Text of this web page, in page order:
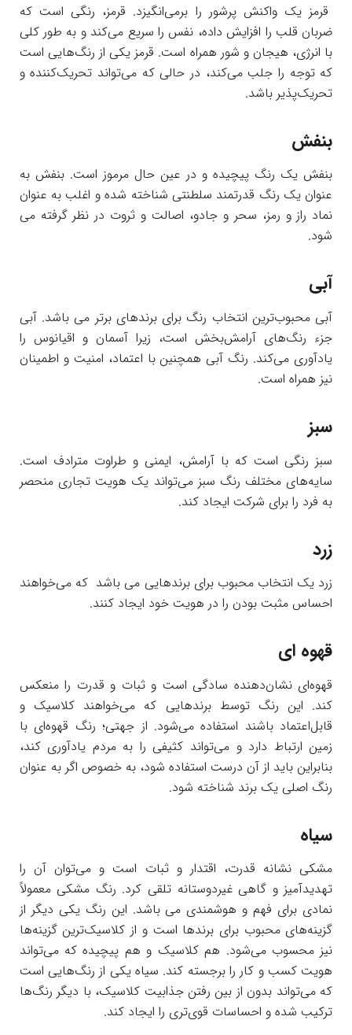
قرمز یک واکنش پرشور را برمی‌انگیزد. قرمز، رنگی است که
ضربان قلب را افزایش داده، نفس را سریع می‌کند و به طور کلی
با انرژی، هیجان و شور همراه است. قرمز یکی از رنگ‌هایی است
که توجه را جلب می‌کند، در حالی که می‌تواند تحریک‌کننده و
تحریک‌پذیر باشد.
بنفش
بنفش یک رنگ پیچیده و در عین حال مرموز است. بنفش به
عنوان یک رنگ قدرتمند سلطنتی شناخته شده و اغلب به عنوان
نماد راز و رمز، سحر و جادو، اصالت و ثروت در نظر گرفته می
شود.
آبی
آبی محبوب‌ترین انتخاب رنگ برای برندهای برتر می باشد. آبی
جزء رنگ‌های آرامش‌بخش است، زیرا آسمان و اقیانوس را
یادآوری می‌کند. رنگ آبی همچنین با اعتماد، امنیت و اطمینان
نیز همراه است.
سبز
سبز رنگی است که با آرامش، ایمنی و طراوت مترادف است.
سایه‌های مختلف رنگ سبز می‌تواند یک هویت تجاری منحصر
به فرد را برای شرکت ایجاد کند.
زرد
زرد یک انتخاب محبوب برای برندهایی می باشد که می‌خواهند
احساس مثبت بودن را در هویت خود ایجاد کنند.
قهوه ای
قهوه‌ای نشان‌دهنده سادگی است و ثبات و قدرت را منعکس
کند. این رنگ توسط برندهایی که می‌خواهند کلاسیک و
قابل‌اعتماد باشند استفاده می‌شود. از جهتی؛ رنگ قهوه‌ای با
زمین ارتباط دارد و می‌تواند کثیفی را به مردم یادآوری کند،
بنابراین باید از آن درست استفاده شود، به خصوص اگر به عنوان
رنگ اصلی یک برند شناخته شود.
سیاه
مشکی نشانه قدرت، اقتدار و ثبات است و می‌توان آن را
تهدیدآمیز و گاهی غیردوستانه تلقی کرد. رنگ مشکی معمولاً
نمادی برای فهم و هوشمندی می باشد. این رنگ یکی دیگر از
گزینه‌های محبوب برای برندها است و از کلاسیک‌ترین گزینه‌ها
نیز محسوب می‌شود. هم کلاسیک و هم پیچیده که می‌تواند
هویت کسب و کار را برجسته کند. سیاه یکی از رنگ‌هایی است
که می‌تواند بدون از بین رفتن جذابیت کلاسیک، با دیگر رنگ‌ها
ترکیب شده و احساسات قوی‌تری را ایجاد کند.